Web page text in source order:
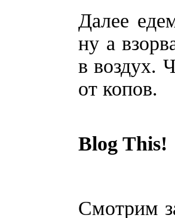
Далее
ну а
в воздух.
от копов.
Blog This!
Смотрим